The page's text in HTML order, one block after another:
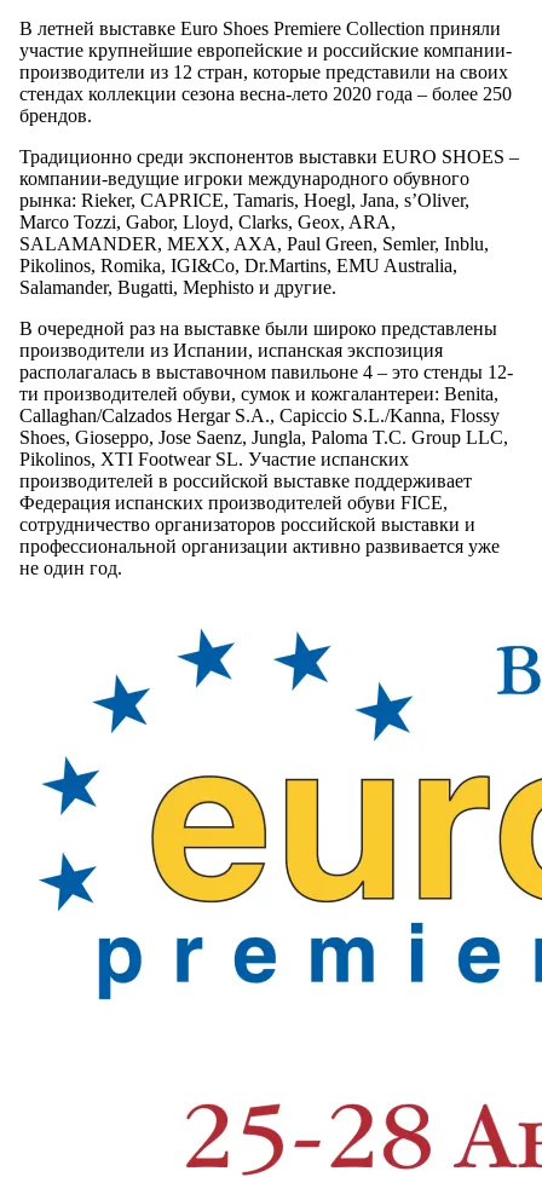
В летней выставке Euro Shoes Premiere Collection приняли
участие крупнейшие европейские и российские компании-
производители из 12 стран, которые представили на своих
стендах коллекции сезона весна-лето 2020 года – более 250
брендов.
Традиционно среди экспонентов выставки EURO SHOES –
компании-ведущие игроки международного обувного
рынка: Rieker, CAPRICE, Tamaris, Hoеgl, Jana, s’Oliver,
Marco Tozzi, Gabor, Lloyd, Clarks, Geox, ARA,
SALAMANDER, MEXX, AXA, Paul Green, Semler, Inblu,
Pikolinos, Romika, IGI&Co, Dr.Martins, EMU Australia,
Salamander, Bugatti, Mephisto и другие.
В очередной раз на выставке были широко представлены
производители из Испании, испанская экспозиция
располагалась в выставочном павильоне 4 – это стенды 12-
ти производителей обуви, сумок и кожгалантереи: Benita,
Callaghan/Calzados Hergar S.A., Capiccio S.L./Kanna, Flossy
Shoes, Gioseppo, Jose Saenz, Jungla, Paloma T.C. Group LLC,
Pikolinos, XTI Footwear SL. Участие испанских
производителей в российской выставке поддерживает
Федерация испанских производителей обуви FICE,
сотрудничество организаторов российской выставки и
профессиональной организации активно развивается уже
не один год.